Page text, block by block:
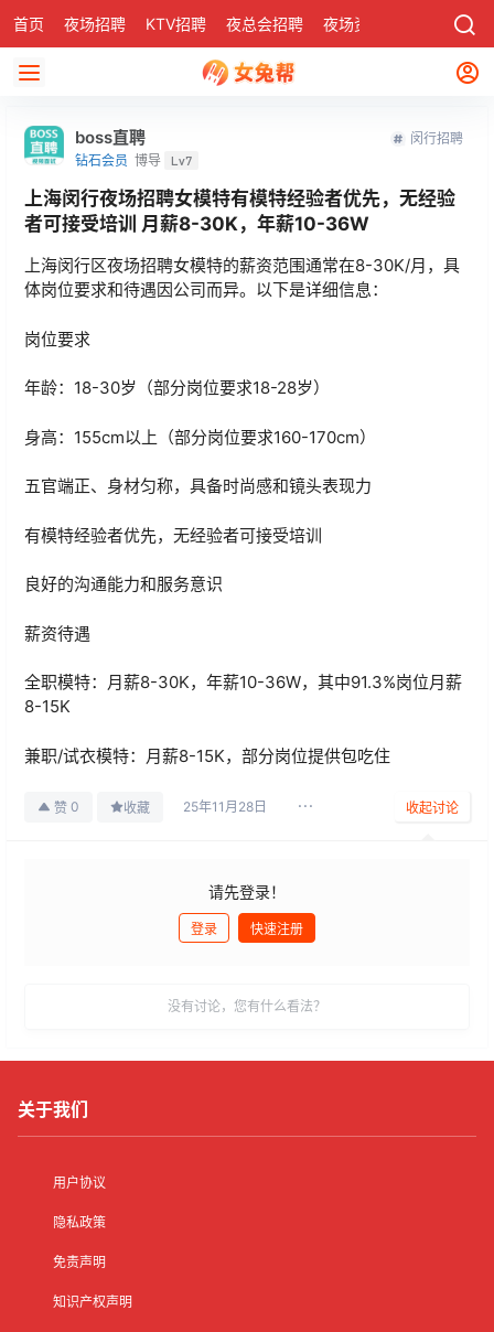
首页 夜场招聘 KTV招聘 夜总会招聘 夜场资讯 社区
boss直聘
钻石会员 博导 Lv7
闵行招聘
上海闵行夜场招聘女模特有模特经验者优先，无经验
者可接受培训 月薪8-30K，年薪10-36W
‌上海闵行区夜场招聘女模特的薪资范围通常在8-30K/月，具
体岗位要求和待遇因公司而异‌。以下是详细信息：
岗位要求
年龄：18-30岁（部分岗位要求18-28岁）
身高：155cm以上（部分岗位要求160-170cm）
五官端正、身材匀称，具备时尚感和镜头表现力
有模特经验者优先，无经验者可接受培训
良好的沟通能力和服务意识 ‌
薪资待遇
全职模特：月薪8-30K，年薪10-36W，其中91.3%岗位月薪
8-15K ‌
兼职/试衣模特：月薪8-15K，部分岗位提供包吃住 ‌
赞 0 收藏 25年11月28日 收起讨论
请先登录！
登录 快速注册
没有讨论，您有什么看法？
关于我们
用户协议
隐私政策
免责声明
知识产权声明